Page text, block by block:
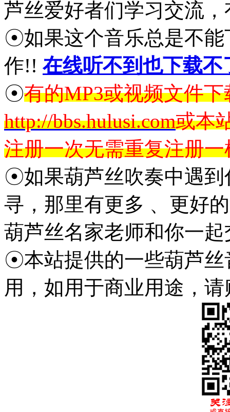
芦丝爱好者们学习交流
☉如果这个音乐总是不能
作!! 在线听不到也下载不
☉有的MP3或视频文件
http://bbs.hulusi.com或本
注册一次无需重复注册
☉如果葫芦丝吹奏中遇到
寻，那里有更多 、更好
葫芦丝名家老师和你一起
☉本站提供的一些葫芦丝
用，如用于商业用途，